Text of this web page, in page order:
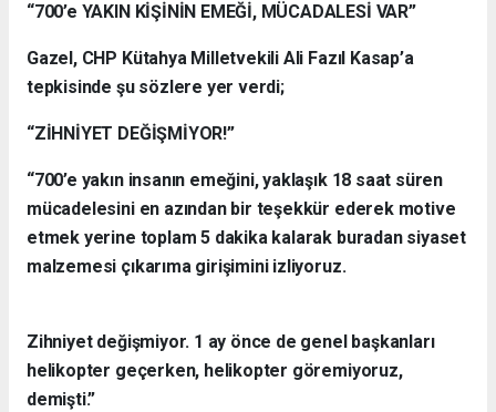
“700’e YAKIN KİŞİNİN EMEĞİ, MÜCADALESİ VAR”
Gazel, CHP Kütahya Milletvekili Ali Fazıl Kasap’a
tepkisinde şu sözlere yer verdi;
“ZİHNİYET DEĞİŞMİYOR!”
“700’e yakın insanın emeğini, yaklaşık 18 saat süren
mücadelesini en azından bir teşekkür ederek motive
etmek yerine toplam 5 dakika kalarak buradan siyaset
malzemesi çıkarıma girişimini izliyoruz.
Zihniyet değişmiyor. 1 ay önce de genel başkanları
helikopter geçerken, helikopter göremiyoruz,
demişti.”